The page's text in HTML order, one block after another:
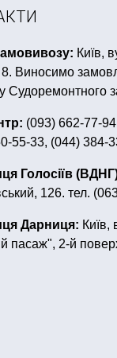
Київ,
8. Виносимо
Судоремонтного
(093) 662-77-
55-33, (044) 384-
Голосіїв
126. тел.
Дарниця:
пасаж", 2-й